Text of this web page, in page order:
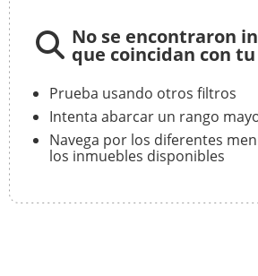
No se encontraron
que coincidan con
Prueba usando otros filtros
Intenta abarcar un rango
Navega por los diferentes
los inmuebles disponibles